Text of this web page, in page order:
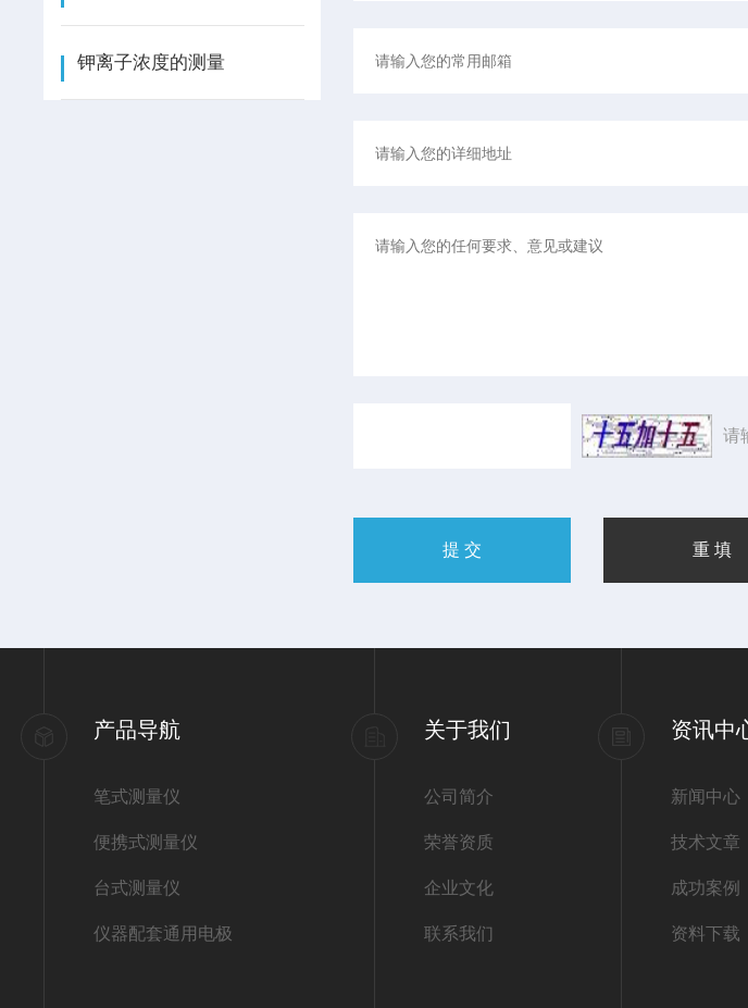
钾离子浓度的测量
请
产品导航
笔式测量仪
便携式测量仪
台式测量仪
仪器配套通用电极
关于我们
公司简介
荣誉资质
企业文化
联系我们
资讯中
新闻中心
技术文章
成功案例
资料下载